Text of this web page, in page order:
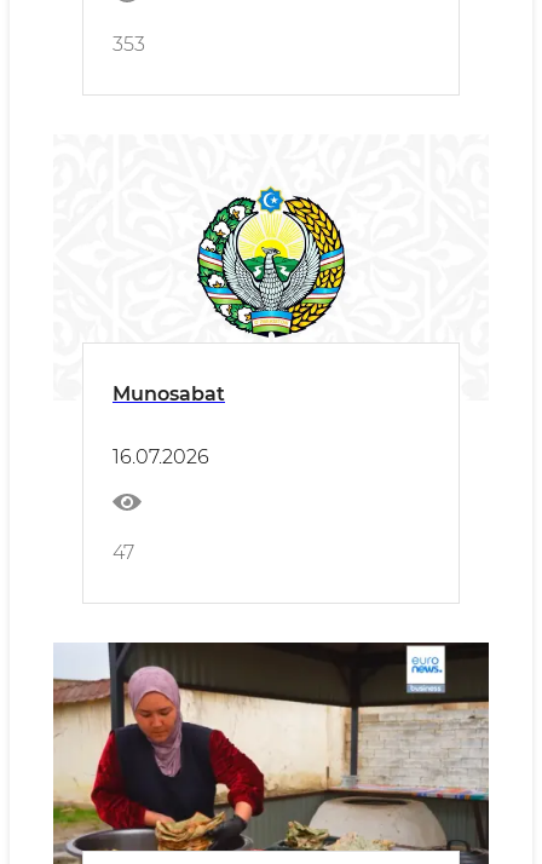
353
Munosabat
16.07.2026
47